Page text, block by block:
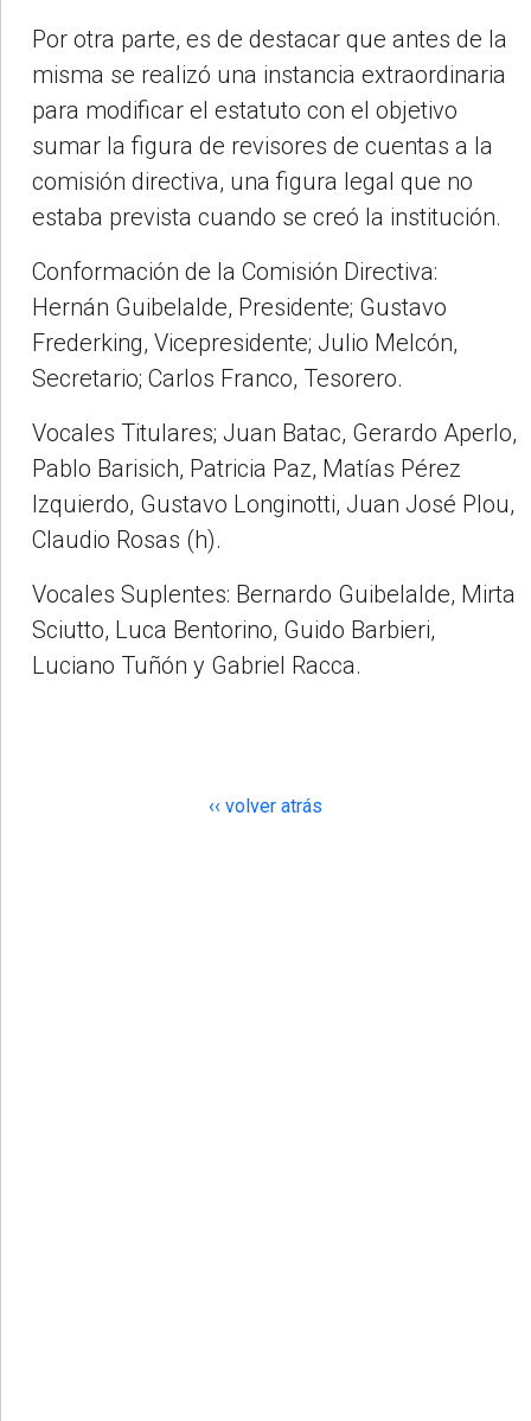
Por otra parte, es de destacar que antes de la
misma se realizó una instancia extraordinaria
para modificar el estatuto con el objetivo
sumar la figura de revisores de cuentas a la
comisión directiva, una figura legal que no
estaba prevista cuando se creó la institución.
Conformación de la Comisión Directiva:
Hernán Guibelalde, Presidente; Gustavo
Frederking, Vicepresidente; Julio Melcón,
Secretario; Carlos Franco, Tesorero.
Vocales Titulares; Juan Batac, Gerardo Aperlo,
Pablo Barisich, Patricia Paz, Matías Pérez
Izquierdo, Gustavo Longinotti, Juan José Plou,
Claudio Rosas (h).
Vocales Suplentes: Bernardo Guibelalde, Mirta
Sciutto, Luca Bentorino, Guido Barbieri,
Luciano Tuñón y Gabriel Racca.
‹‹ volver atrás